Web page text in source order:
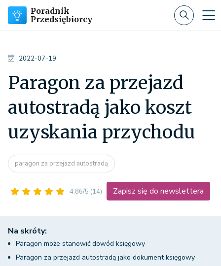
Poradnik
Przedsiębiorcy
2022-07-19
Paragon za przejazd
autostradą jako koszt
uzyskania przychodu
paragon za przejazd autostradą
4.86/5 (14) Zapisz się do newslettera
Na skróty:
Paragon może stanowić dowód księgowy
Paragon za przejazd autostradą jako dokument księgowy